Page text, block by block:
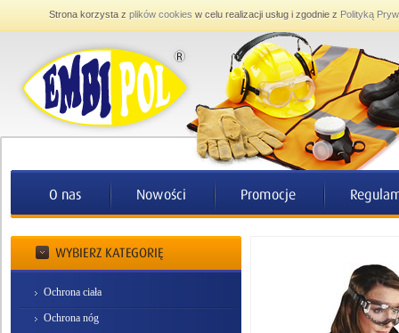
Strona korzysta z plików cookies w celu realizacji usług i zgodnie z Polityką
Ochrona ciała
Ochrona nóg